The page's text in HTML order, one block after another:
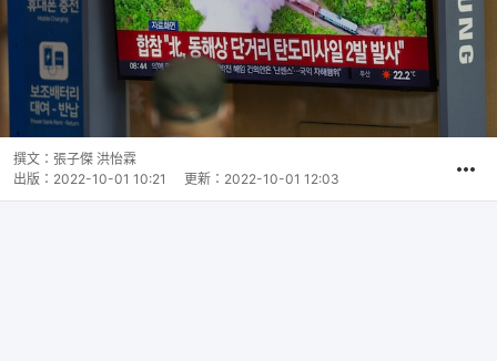
撰文： 張子傑 洪怡霖
出版： 2022-10-01 10:21 更新： 2022-10-01 12:03